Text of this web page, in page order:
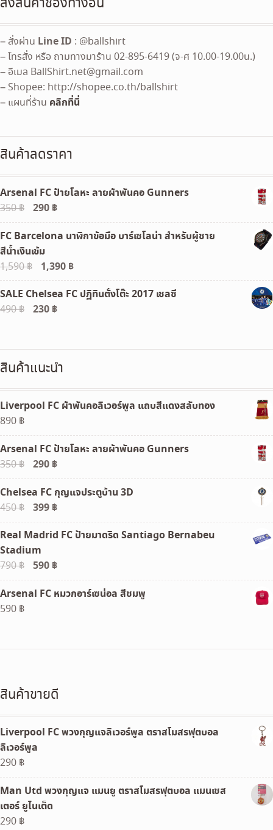
สั่งสินค้าช่องทางอื่น
– สั่งผ่าน Line ID : @ballshirt
– โทรสั่ง หรือ ถามทางมาร้าน 02-895-6419 (จ-ศ 10.00-19.00น.)
– อีเมล BallShirt.net@gmail.com
– Shopee: http://shopee.co.th/ballshirt
– แผนที่ร้าน คลิกที่นี่
สินค้าลดราคา
Arsenal FC ป้ายโลหะ ลายผ้าพันคอ Gunners
350฿
Original
price
was:
350 ฿.
290 ฿Current
price
is:
FC Barcelona นาฬิกาข้อมือ บาร์เซโลน่า สำหรับผู้ชาย
สีน้ำเงินเข้ม
1,590฿
Original
price
was:
1,590 ฿.
1,390 ฿Current
price
is:
SALE Chelsea FC ปฏิทินตั้งโต๊ะ 2017 เชลซี
490฿
Original
230 ฿Current
สินค้าแนะนำ
Liverpool FC ผ้าพันคอลิเวอร์พูล แถบสีแดงสลับทอง
890 ฿
Arsenal FC ป้ายโลหะ ลายผ้าพันคอ Gunners
350฿
Original
price
was:
350 ฿.
290 ฿Current
price
is:
290 ฿.
Chelsea FC กุญแจประตูบ้าน 3D
450฿
Original
price
was:
450 ฿.
399 ฿Current
price
is:
Real Madrid FC ป้ายมาดริด Santiago Bernabeu
Stadium
790฿
Original
price
was:
590 ฿Current
price
is:
Arsenal FC หมวกอาร์เซน่อล สีชมพู
590 ฿
สินค้าขายดี
Liverpool FC พวงกุญแจลิเวอร์พูล ตราสโมสรฟุตบอล
ลิเวอร์พูล
290 ฿
Man Utd พวงกุญแจ แมนยู ตราสโมสรฟุตบอล แมนเชส
เตอร์ ยูไนเต็ด
290 ฿